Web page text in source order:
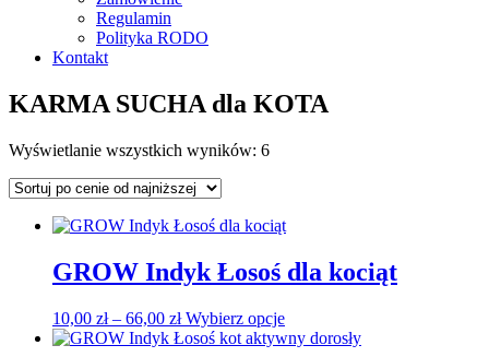
Regulamin
Polityka RODO
Kontakt
KARMA SUCHA dla KOTA
Wyświetlanie wszystkich wyników: 6Posortowane
niskiej
wysokiej
GROW Indyk Łosoś dla kociąt
10,00 zł – 66,00 złZakres
cen:
Wybierz opcjeTen
produkt